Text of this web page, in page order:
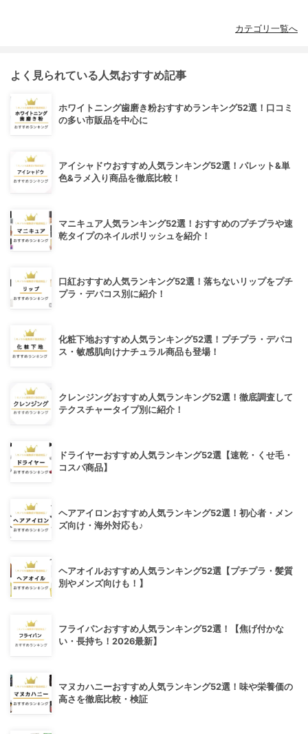
カテゴリ一覧へ
よく見られている人気おすすめ記事
ホワイトニング歯磨き粉おすすめランキング52選！口コミ
の多い市販品を中心に
アイシャドウおすすめ人気ランキング52選！パレット&単
色&ラメ入り商品を徹底比較！
マニキュア人気ランキング52選！おすすめのプチプラや速
乾タイプのネイルポリッシュを紹介！
口紅おすすめ人気ランキング52選！落ちないリップをプチ
プラ・デパコス別に紹介！
化粧下地おすすめ人気ランキング52選！プチプラ・デパコ
ス・敏感肌向けナチュラル商品も登場！
クレンジングおすすめ人気ランキング52選！徹底調査して
テクスチャータイプ別に紹介！
ドライヤーおすすめ人気ランキング52選【速乾・くせ毛・
コスパ商品】
ヘアアイロンおすすめ人気ランキング52選！初心者・メン
ズ向け・海外対応も♪
ヘアオイルおすすめ人気ランキング52選【プチプラ・髪質
別やメンズ向けも！】
フライパンおすすめ人気ランキング52選！【焦げ付かな
い・長持ち！2026最新】
マヌカハニーおすすめ人気ランキング52選！味や栄養価の
高さを徹底比較・検証